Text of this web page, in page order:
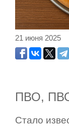
21 июня 2025
ПВО,
Стало